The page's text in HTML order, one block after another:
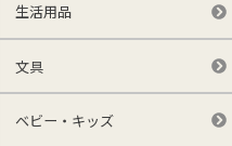
生活用品
文具
ベビー・キッズ